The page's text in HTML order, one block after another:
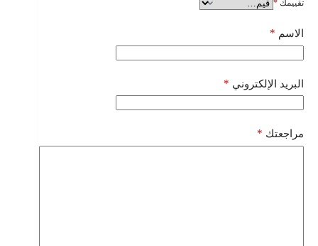
تقييمك *
الاسم *
البريد الإلكتروني *
مراجعتك *